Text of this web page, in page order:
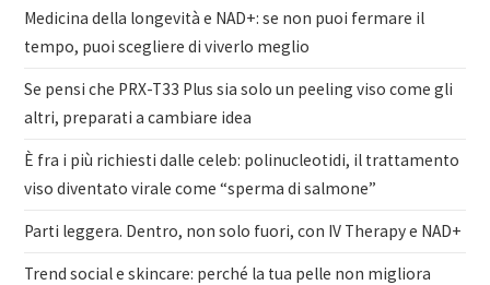
Medicina della longevità e NAD+: se non puoi fermare il
tempo, puoi scegliere di viverlo meglio
Se pensi che PRX-T33 Plus sia solo un peeling viso come gli
altri, preparati a cambiare idea
È fra i più richiesti dalle celeb: polinucleotidi, il trattamento
viso diventato virale come “sperma di salmone”
Parti leggera. Dentro, non solo fuori, con IV Therapy e NAD+
Trend social e skincare: perché la tua pelle non migliora